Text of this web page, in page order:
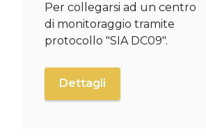
Per collegarsi ad un centro
di monitoraggio tramite
protocollo "SIA DC09".
Dettagli